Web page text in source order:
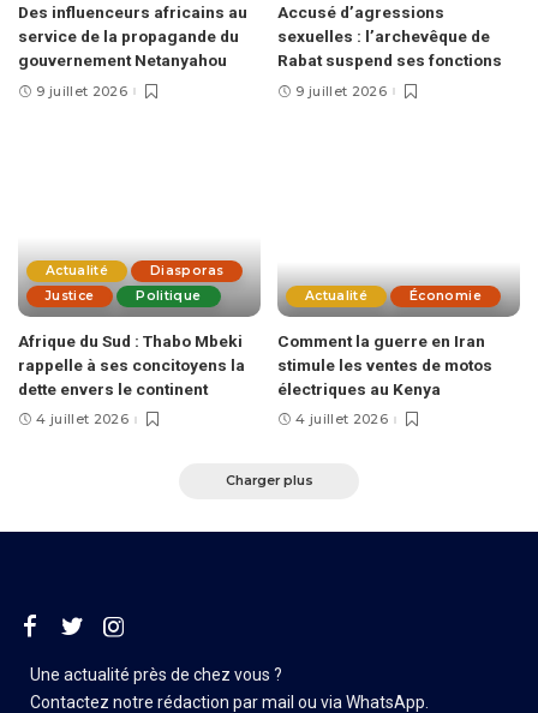
Des influenceurs africains au
service de la propagande du
gouvernement Netanyahou
9 juillet 2026
Accusé d’agressions
sexuelles : l’archevêque de
Rabat suspend ses fonctions
9 juillet 2026
Actualité
Diasporas
Justice
Politique
Afrique du Sud : Thabo Mbeki
rappelle à ses concitoyens la
dette envers le continent
4 juillet 2026
Actualité Économie
Comment la guerre en Iran
stimule les ventes de motos
électriques au Kenya
4 juillet 2026
Charger plus
Une actualité près de chez vous ?
Contactez notre rédaction par mail ou via WhatsApp.